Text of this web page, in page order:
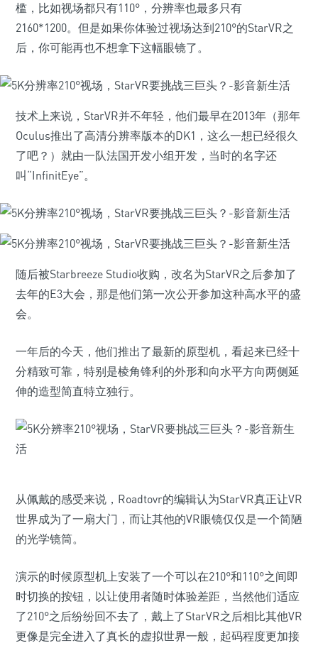
槛，比如视场都只有110°，分辨率也最多只有
2160*1200。但是如果你体验过视场达到210°的StarVR之
后，你可能再也不想拿下这幅眼镜了。
技术上来说，StarVR并不年轻，他们最早在2013年（那年
Oculus推出了高清分辨率版本的DK1，这么一想已经很久
了吧？）就由一队法国开发小组开发，当时的名字还
叫“InfinitEye”。
随后被Starbreeze Studio收购，改名为StarVR之后参加了
去年的E3大会，那是他们第一次公开参加这种高水平的盛
会。
一年后的今天，他们推出了最新的原型机，看起来已经十
分精致可靠，特别是棱角锋利的外形和向水平方向两侧延
伸的造型简直特立独行。
从佩戴的感受来说，Roadtovr的编辑认为StarVR真正让VR
世界成为了一扇大门，而让其他的VR眼镜仅仅是一个简陋
的光学镜筒。
演示的时候原型机上安装了一个可以在210°和110°之间即
时切换的按钮，以让使用者随时体验差距，当然他们适应
了210°之后纷纷回不去了，戴上了StarVR之后相比其他VR
更像是完全进入了真长的虚拟世界一般，起码程度更加接